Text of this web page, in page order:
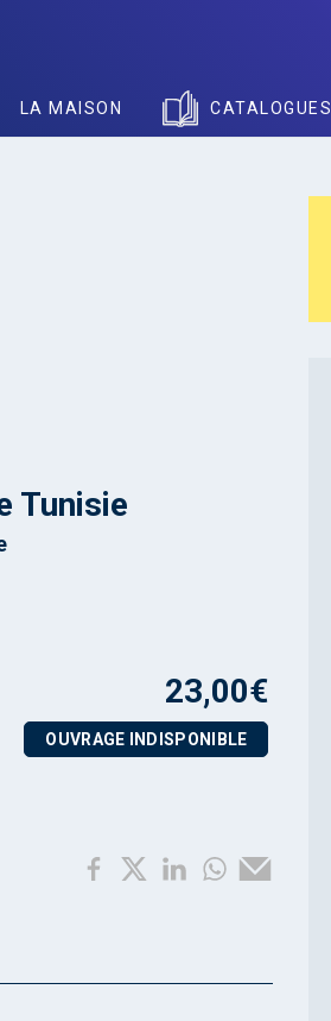
LA MAISON CATALOGUES
Tunisie
23,00€
OUVRAGE INDISPONIBLE